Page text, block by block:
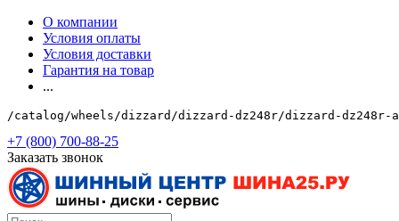
О компании
Условия оплаты
Условия доставки
Гарантия на товар
...
/catalog/wheels/dizzard/dizzard-dz248r/dizzard-
+7 (800) 700-88-25
Заказать звонок